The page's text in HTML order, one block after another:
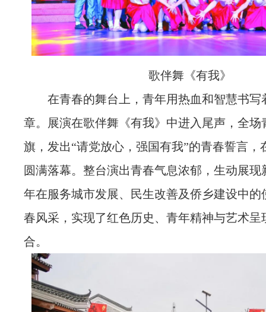
歌伴舞《有我》
在青春的舞台上，青年用热血和智慧书写
章。展演在歌伴舞《有我》中进入尾声，全场
旗，发出“请党放心，强国有我”的青春誓言，
圆满落幕。整台演出青春气息浓郁，生动展现
年在服务城市发展、民生改善及侨乡建设中的
春风采，实现了红色历史、青年精神与艺术呈
合。